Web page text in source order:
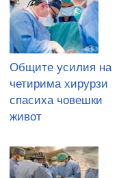
Общите усилия на
четирима хирурзи
спасиха човешки
живот